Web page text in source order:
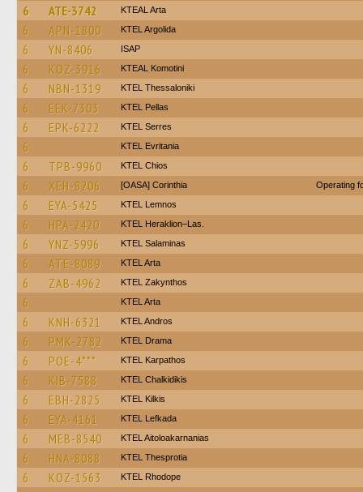
6 ATE-3742 KTEAL Arta
6 APN-1800 KTEL Argolida
6 YN-8406 ISAP
6 KOZ-3916 KTEAL Komotini
6 NBN-1319 KTEL Thessaloniki
6 EEK-7303 KTEL Pellas
6 EPK-6222 KTEL Serres
6 ΚΤΕL Evritania
6 TPB-9960 KTEL Chios
6 XEH-8206 [OASA] Corinthia Operating
6 EYA-5425 KTEL Lemnos
6 HPA-2420 KTEL Heraklion–Las.
6 YNZ-5996 KTEL Salaminas
6 ATE-8089 KTEL Arta
6 ZAB-4962 KTEL Zakynthos
6 KTEL Arta
6 KNH-6321 KTEL Andros
6 PMK-2782 KTEL Drama
6 POE-4*** ΚΤΕL Karpathos
6 KIB-7588 ΚΤΕL Chalkidikis
6 EBH-2825 KTEL Kilkis
6 EYA-4161 KTEL Lefkada
6 MEB-8540 KTEL Aitoloakarnanias
6 HNA-8088 KTEL Thesprotia
6 KOZ-1563 KTEL Rhodope